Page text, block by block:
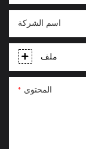
اسم الشركة
ملف
المحتوى